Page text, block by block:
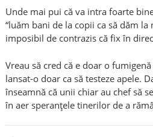
Unde mai pui că va intra foarte
“luăm bani de la copii ca să dăm la
imposibil de contrazis că fix în
Vreau să cred că e doar o
lansat-o doar ca să testeze apele.
înseamnă că unii chiar au chef să
în aer speranțele tinerilor de a